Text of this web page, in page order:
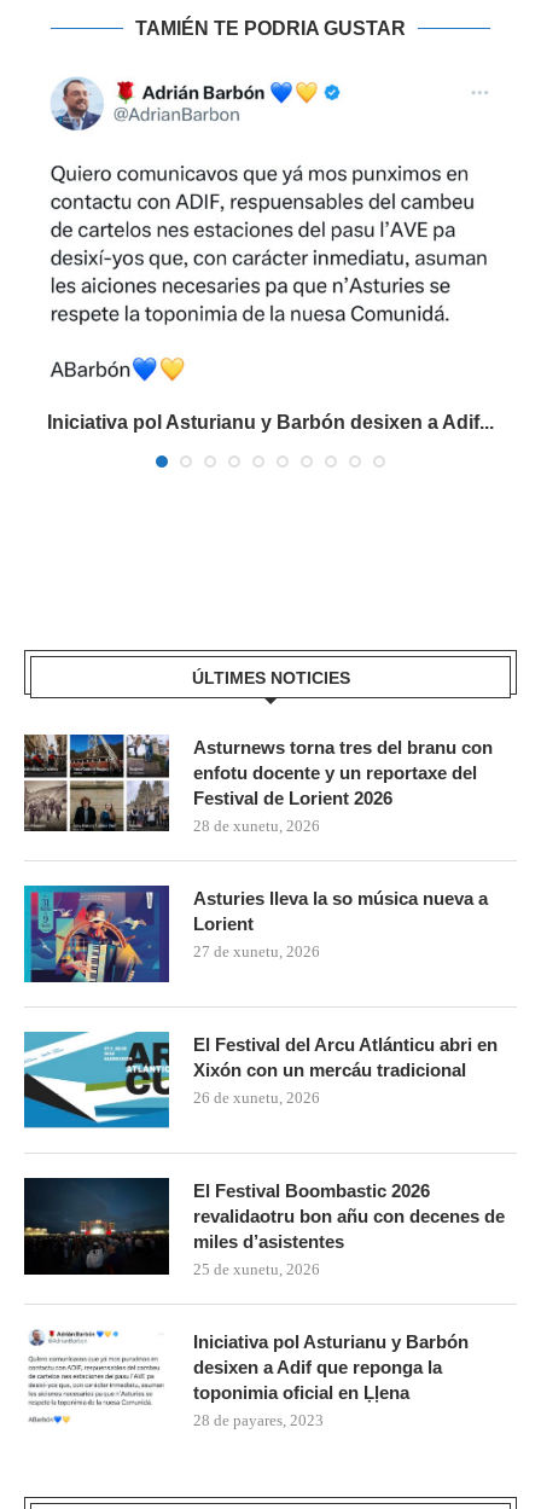
TAMIÉN TE PODRIA GUSTAR
Iniciativa pol Asturianu y Barbón desixen a Adif...
ÚLTIMES NOTICIES
Asturnews torna tres del branu con
enfotu docente y un reportaxe del
Festival de Lorient 2026
28 de xunetu, 2026
Asturies lleva la so música nueva a
Lorient
27 de xunetu, 2026
El Festival del Arcu Atlánticu abri en
Xixón con un mercáu tradicional
26 de xunetu, 2026
El Festival Boombastic 2026
revalidaotru bon añu con decenes de
miles d’asistentes
25 de xunetu, 2026
Iniciativa pol Asturianu y Barbón
desixen a Adif que reponga la
toponimia oficial en Ḷḷena
28 de payares, 2023